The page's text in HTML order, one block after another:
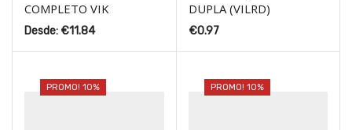
COMPLETO VIK
Desde: €11.84
DUPLA (VILRD)
€0.97
PROMO! 10% PROMO! 10%